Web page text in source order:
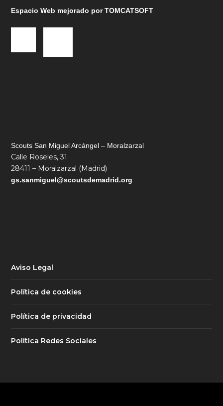
Espacio Web mejorado porTOMCATSOFT
Scouts San Miguel Arcángel – Moralzarzal
Calle Roseles, 31
28411 – Moralzarzal (Madrid)
gs.sanmiguel@scoutsdemadrid.org
Aviso Legal
Política de cookies
Política de privacidad
Política Redes Sociales